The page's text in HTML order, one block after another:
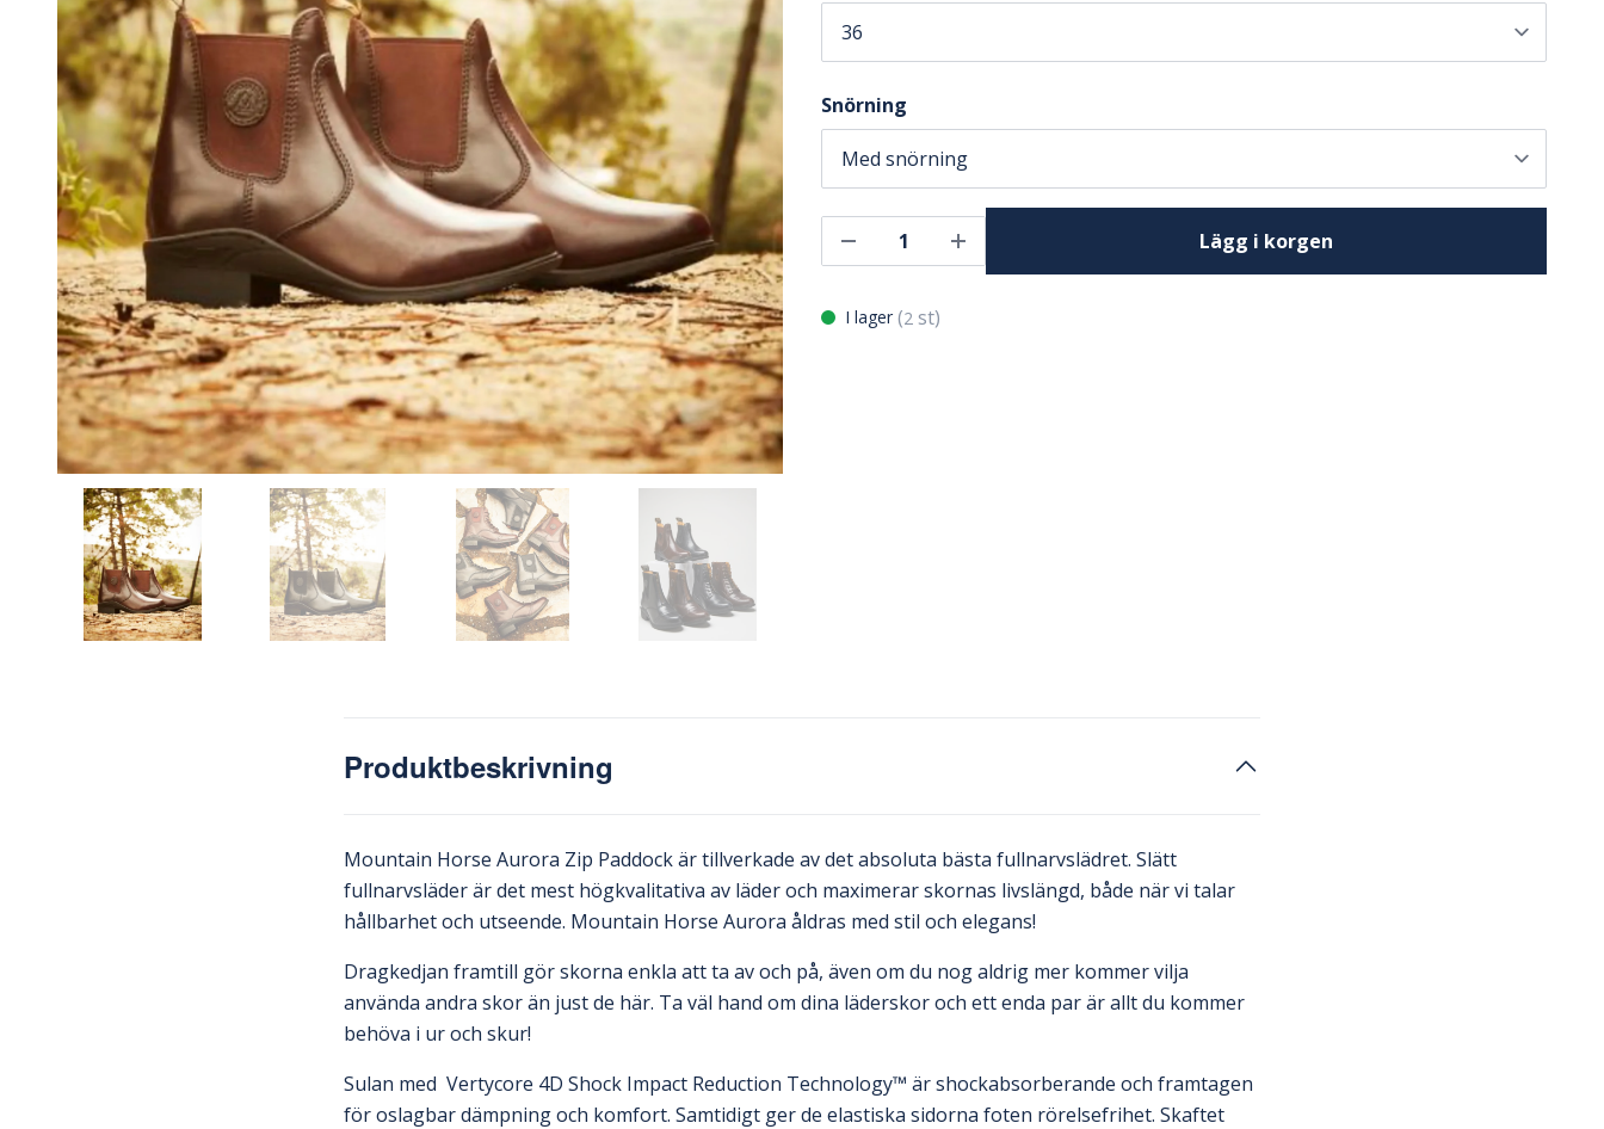
Snörning
Lägg i korgen
I lager (2 st)
Produktbeskrivning
Mountain Horse Aurora Zip Paddock är tillverkade av det absoluta bästa fullnarvslädret. Slätt
fullnarvsläder är det mest högkvalitativa av läder och maximerar skornas livslängd, både när vi talar
hållbarhet och utseende. Mountain Horse Aurora åldras med stil och elegans!
Dragkedjan framtill gör skorna enkla att ta av och på, även om du nog aldrig mer kommer vilja
använda andra skor än just de här. Ta väl hand om dina läderskor och ett enda par är allt du kommer
behöva i ur och skur!
Sulan med Vertycore 4D Shock Impact Reduction Technology™ är shockabsorberande och framtagen
för oslagbar dämpning och komfort. Samtidigt ger de elastiska sidorna foten rörelsefrihet. Skaftet